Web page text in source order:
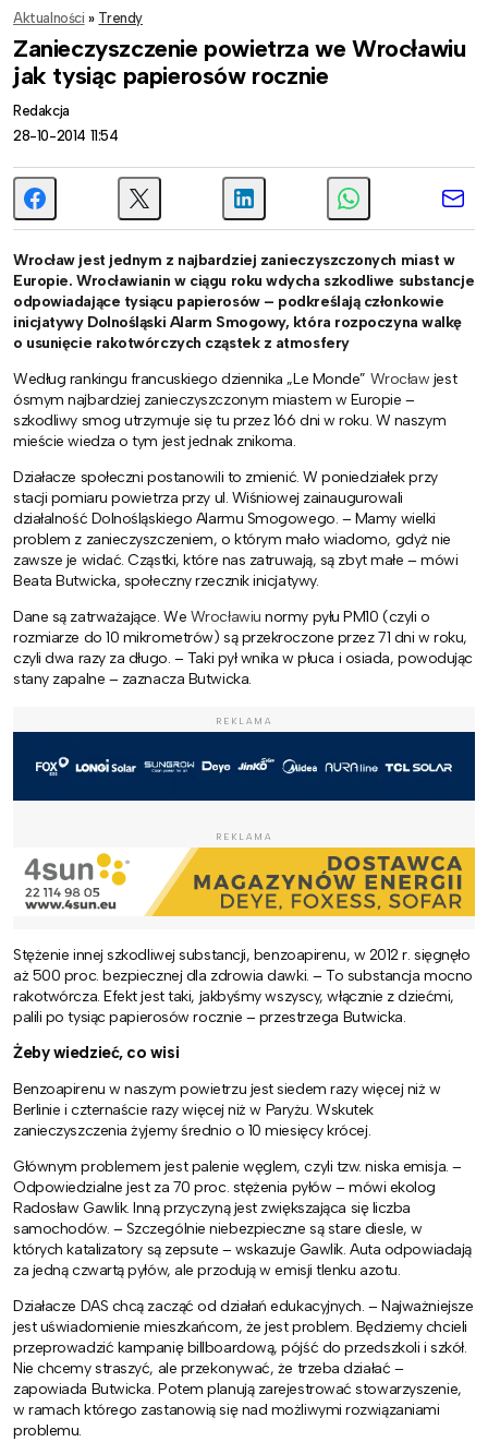
Aktualności » Trendy
Zanieczyszczenie powietrza we Wrocławiu
jak tysiąc papierosów rocznie
Redakcja
28-10-2014 11:54
Wrocław jest jednym z najbardziej zanieczyszczonych miast w
Europie. Wrocławianin w ciągu roku wdycha szkodliwe substancje
odpowiadające tysiącu papierosów – podkreślają członkowie
inicjatywy Dolnośląski Alarm Smogowy, która rozpoczyna walkę
o usunięcie rakotwórczych cząstek z atmosfery
Według rankingu francuskiego dziennika „Le Monde” Wrocław jest
ósmym najbardziej zanieczyszczonym miastem w Europie –
szkodliwy smog utrzymuje się tu przez 166 dni w roku. W naszym
mieście wiedza o tym jest jednak znikoma.
Działacze społeczni postanowili to zmienić. W poniedziałek przy
stacji pomiaru powietrza przy ul. Wiśniowej zainaugurowali
działalność Dolnośląskiego Alarmu Smogowego. – Mamy wielki
problem z zanieczyszczeniem, o którym mało wiadomo, gdyż nie
zawsze je widać. Cząstki, które nas zatruwają, są zbyt małe – mówi
Beata Butwicka, społeczny rzecznik inicjatywy.
Dane są zatrważające. We Wrocławiu normy pyłu PM10 (czyli o
rozmiarze do 10 mikrometrów) są przekroczone przez 71 dni w roku,
czyli dwa razy za długo. – Taki pył wnika w płuca i osiada, powodując
stany zapalne – zaznacza Butwicka.
REKLAMA
REKLAMA
Stężenie innej szkodliwej substancji, benzoapirenu, w 2012 r. sięgnęło
aż 500 proc. bezpiecznej dla zdrowia dawki. – To substancja mocno
rakotwórcza. Efekt jest taki, jakbyśmy wszyscy, włącznie z dziećmi,
palili po tysiąc papierosów rocznie – przestrzega Butwicka.
Żeby wiedzieć, co wisi
Benzoapirenu w naszym powietrzu jest siedem razy więcej niż w
Berlinie i czternaście razy więcej niż w Paryżu. Wskutek
zanieczyszczenia żyjemy średnio o 10 miesięcy krócej.
Głównym problemem jest palenie węglem, czyli tzw. niska emisja. –
Odpowiedzialne jest za 70 proc. stężenia pyłów – mówi ekolog
Radosław Gawlik. Inną przyczyną jest zwiększająca się liczba
samochodów. – Szczególnie niebezpieczne są stare diesle, w
których katalizatory są zepsute – wskazuje Gawlik. Auta odpowiadają
za jedną czwartą pyłów, ale przodują w emisji tlenku azotu.
Działacze DAS chcą zacząć od działań edukacyjnych. – Najważniejsze
jest uświadomienie mieszkańcom, że jest problem. Będziemy chcieli
przeprowadzić kampanię billboardową, pójść do przedszkoli i szkół.
Nie chcemy straszyć, ale przekonywać, że trzeba działać –
zapowiada Butwicka. Potem planują zarejestrować stowarzyszenie,
w ramach którego zastanowią się nad możliwymi rozwiązaniami
problemu.